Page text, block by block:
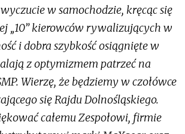
w samochodzie, kręcąc się
„10” kierowców rywalizujących w
i dobra szybkość osiągnięte w
z optymizmem patrzeć na
Wierzę, że będziemy w czołówce
się Rajdu Dolnośląskiego.
całemu Zespołowi, firmie